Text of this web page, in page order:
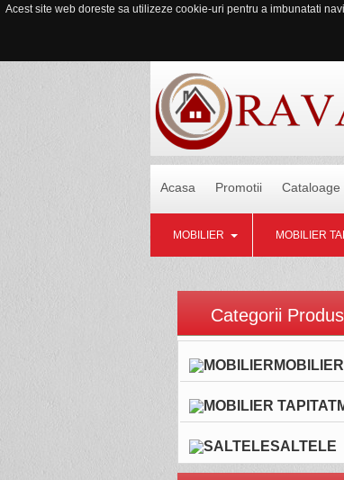
Acest site web doreste sa utilizeze cookie-uri pentru a imbunatati
Acasa Promotii Cataloage
MOBILIER MOBILIER
Categorii
MOBILIER
SALTELE